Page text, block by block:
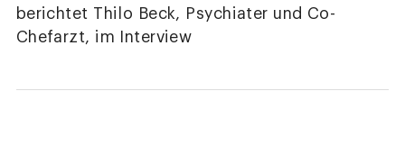
berichtet Thilo Beck, Psychiater und Co-
Chefarzt, im Interview